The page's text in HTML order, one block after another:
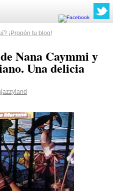
¡Propón tu blog!
Nana Caymmi y
Una delicia